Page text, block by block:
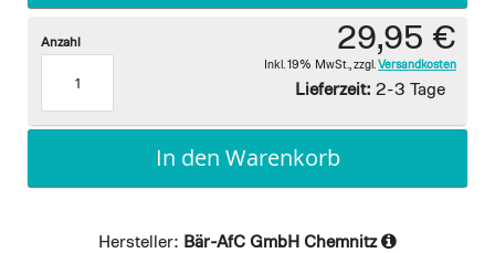
29,95 €
Inkl. 19% MwSt. zzgl. Versandkosten
Lieferzeit: 2-3 Tage
Anzahl
In den Warenkorb
Hersteller: Bär-AfC GmbH Chemnitz